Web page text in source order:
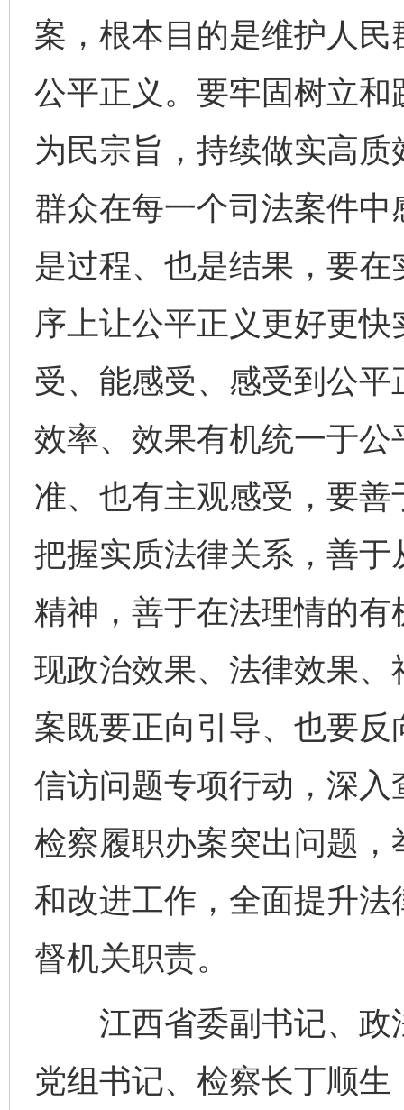
案，根本目的是维护人
公平正义。要牢固树立
为民宗旨，持续做实高
群众在每一个司法案件
是过程、也是结果，要
序上让公平正义更好更
受、能感受、感受到公
效率、效果有机统一于
准、也有主观感受，要
把握实质法律关系，善
精神，善于在法理情的
现政治效果、法律效果
案既要正向引导、也要
信访问题专项行动，深
检察履职办案突出问题
和改进工作，全面提升
督机关职责。
江西省委副书记、政
党组书记、检察长丁顺
千年窑火 生生不息